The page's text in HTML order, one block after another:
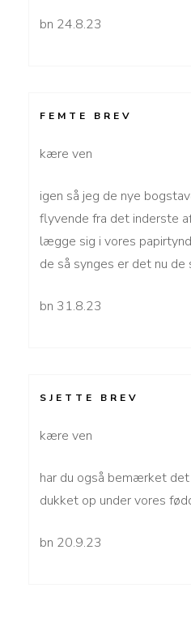
bn 24.8.23
FEMTE BREV
kære ven
igen så jeg de nye
flyvende fra det inderste
lægge sig i vores
de så synges er det nu de
bn 31.8.23
SJETTE BREV
kære ven
har du også bemærket
dukket op under vores
bn 20.9.23